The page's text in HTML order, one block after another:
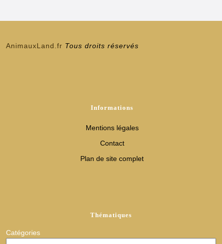
AnimauxLand.fr Tous droits réservés
Informations
Mentions légales
Contact
Plan de site complet
Thématiques
Catégories